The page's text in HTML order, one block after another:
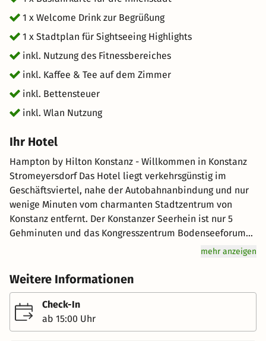
genießen und die Seele baumeln zu lassen. Es gibt keine
schönere Art, den Bodensee und seine zauberhaften
Landschaften zu entdecken. An Bord wird das Leben
leichter.
1 x Welcome Drink zur Begrüßung
1 x Stadtplan für Sightseeing Highlights
inkl. Nutzung des Fitnessbereiches
inkl. Kaffee & Tee auf dem Zimmer
inkl. Bettensteuer
inkl. Wlan Nutzung
Ihr Hotel
Hampton by Hilton Konstanz - Willkommen in Konstanz
Stromeyersdorf Das Hotel liegt verkehrsgünstig im
Geschäftsviertel, nahe der Autobahnanbindung und nur
wenige Minuten vom charmanten Stadtzentrum von
Konstanz entfernt. Der Konstanzer Seerhein ist nur 5
Gehminuten und das Kongresszentrum Bodenseeforum
Konstanz in 10 Gehminuten bequem zu erreichen. Das
Geschäftsviertel und nur wenige Minuten vom
charmanten Stadtzentrum entfernt und bietet 183
Gästezimmer inklusive warmen Frühstück, 24-Stunden-
Fitnessstudio und kostenlosem WIFI. Standard-Zimmer:
Unser Standard-Nichtraucherzimmer verfügt über unsere
mehr anzeigen
Weitere Informationen
Check-In
ab 15:00 Uhr